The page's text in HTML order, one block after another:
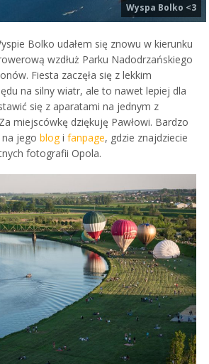
Wyspa Bolko <3
Bolko udałem się znowu w kierunku
wzdłuż Parku Nadodrzańskiego
Fiesta zaczęła się z lekkim
na silny wiatr, ale to nawet lepiej dla
się z aparatami na jednym z
miejscówkę dziękuję Pawłowi. Bardzo
jego blogi fanpage, gdzie znajdziecie
fotografii Opola.